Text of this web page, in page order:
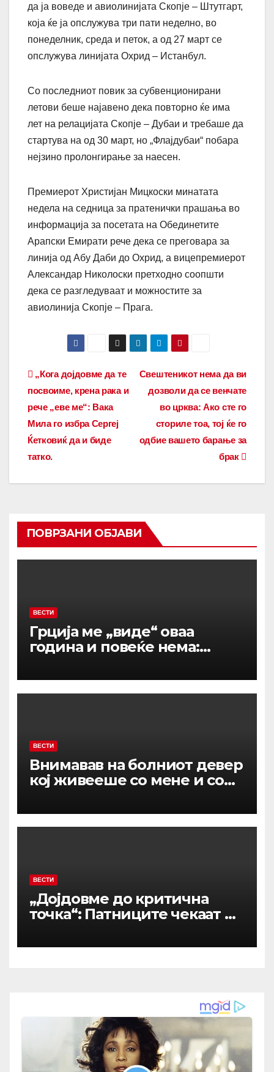
да ја воведе и авиолинијата Скопје – Штутгарт,
која ќе ја опслужува три пати неделно, во
понеделник, среда и петок, а од 27 март се
опслужува линијата Охрид – Истанбул.
Со последниот повик за субвенционирани
летови беше најавено дека повторно ќе има
лет на релацијата Скопје – Дубаи и требаше да
стартува на од 30 март, но „Флајдубаи“ побара
нејзино пролонгирање за наесен.
Премиерот Христијан Мицкоски минатата
недела на седница за пратенички прашања во
информација за посетата на Обединетите
Арапски Емирати рече дека се преговара за
линија од Абу Даби до Охрид, а вицепремиерот
Александар Николоски претходно соопшти
дека се разгледуваат и можностите за
авиолинија Скопје – Прага.
Post
navigation
Свештеникот нема да ви
дозволи да се венчате
во црква: Ако сте го
сториле тоа, тој ќе го
одбие вашето барање за
брак
„Кога дојдовме да те
посвоиме, крена рака и
рече „еве ме“: Вака
Мила го избра Сергеј
Ќетковиќ да и биде
татко.
ПОВРЗАНИ ОБЈАВИ
ВЕСТИ
Грција ме „виде“ оваа
година и повеќе нема:
казна за нешто што кај нас
не се казнува
ВЕСТИ
Внимавав на болниот девер
кој живееше со мене и со
избрка од масата и ми рече:
„Слугите јадат по газдите“
ВЕСТИ
„Дојдовме до критична
точка“: Патниците чекаат и
авионите полетуваат